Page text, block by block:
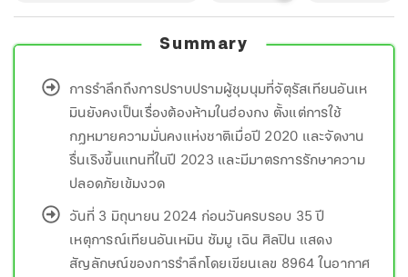
Summary
การรำลึกถึงการปราบปรามผู้ชุมนุมที่จัตุรัสเทียนอันเห
มินยังคงเป็นเรื่องต้องห้ามในฮ่องกง ตั้งแต่การใช้
กฎหมายความมั่นคงแห่งชาติเมื่อปี 2020 และจัดงาน
รื่นเริงขึ้นแทนที่ในปี 2023 และมีมาตรการรักษาความ
ปลอดภัยเข้มงวด
วันที่ 3 มิถุนายน 2024 ก่อนวันครบรอบ 35 ปี
เหตุการณ์เทียนอันเหมิน ซัมมู เฉิน ศิลปิน แสดง
สัญลักษณ์ของการรำลึกโดยเขียนเลข 8964 ในอากาศ